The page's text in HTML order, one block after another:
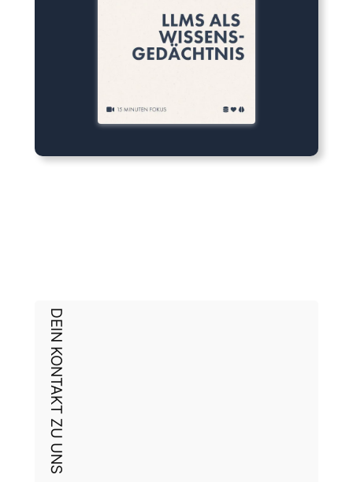
DEIN KONTAKT ZU UNS